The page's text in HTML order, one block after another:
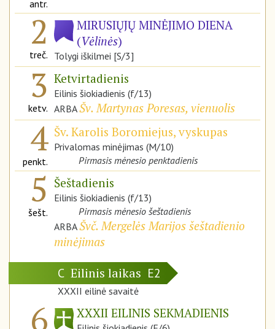
antr.
2
treč.
MIRUSIŲJŲ MINĖJIMO DIENA
(Vėlinės)
Tolygi iškilmei [S/3]
3
ketv.
Ketvirtadienis
Eilinis šiokiadienis (f/13)
ARBAŠv. Martynas Poresas, vienuolis
4
penkt.
Šv. Karolis Boromiejus, vyskupas
Privalomas minėjimas (M/10)
Pirmasis mėnesio penktadienis
5
šešt.
Šeštadienis
Eilinis šiokiadienis (f/13)
Pirmasis mėnesio šeštadienis
ARBAŠvč. Mergelės Marijos šeštadienio
minėjimas
C Eilinis laikas E2
XXXII eilinė savaitė
6 XXXII EILINIS SEKMADIENIS